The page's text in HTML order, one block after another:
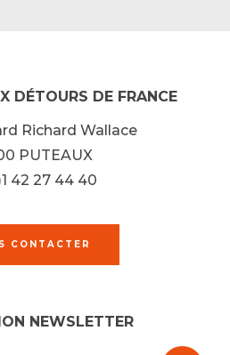
DÉTOURS DE FRANCE
Richard Wallace
PUTEAUX
42 27 44 40
CONTACTER
NEWSLETTER